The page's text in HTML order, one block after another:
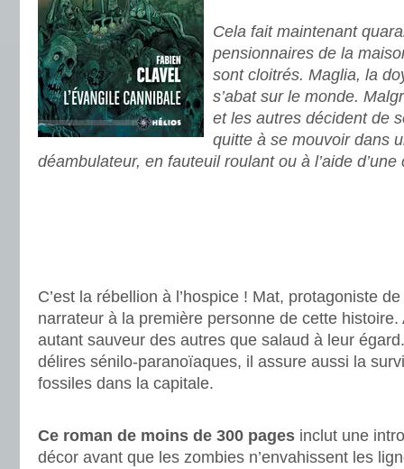
Cela fait maintenant
pensionnaires de la
sont cloitrés. Maglia, la
s’abat sur le monde.
et les autres décident de
quitte à se mouvoir dans
déambulateur, en fauteuil roulant ou à l’aide
C’est la rébellion à l’hospice ! Mat, protagoniste
narrateur à la première personne de cette
autant sauveur des autres que salaud à leur
délires sénilo-paranoïaques, il assure aussi la
fossiles dans la capitale.
Ce roman de moins de 300 pages inclut une
décor avant que les zombies n’envahissent les